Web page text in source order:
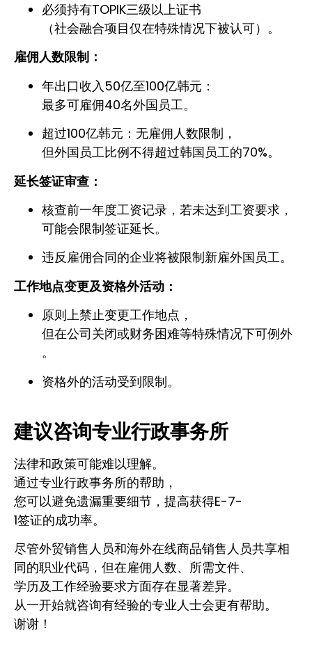
必须持有TOPIK三级以上证书
（社会融合项目仅在特殊情况下被认可）。
雇佣人数限制：
年出口收入50亿至100亿韩元：
最多可雇佣40名外国员工。
超过100亿韩元：无雇佣人数限制，
但外国员工比例不得超过韩国员工的70%。
延长签证审查：
核查前一年度工资记录，若未达到工资要求，
可能会限制签证延长。
违反雇佣合同的企业将被限制新雇外国员工。
工作地点变更及资格外活动：
原则上禁止变更工作地点，
但在公司关闭或财务困难等特殊情况下可例外
。
资格外的活动受到限制。
建议咨询专业行政事务所
法律和政策可能难以理解。
通过专业行政事务所的帮助，
您可以避免遗漏重要细节，提高获得E-7-
1签证的成功率。
尽管外贸销售人员和海外在线商品销售人员共享相
同的职业代码，但在雇佣人数、所需文件、
学历及工作经验要求方面存在显著差异。
从一开始就咨询有经验的专业人士会更有帮助。
谢谢！